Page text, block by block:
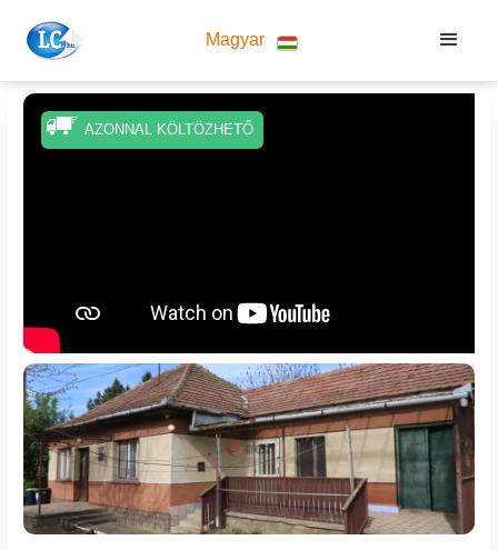
Magyar
AZONNAL KÖLTÖZHETŐ